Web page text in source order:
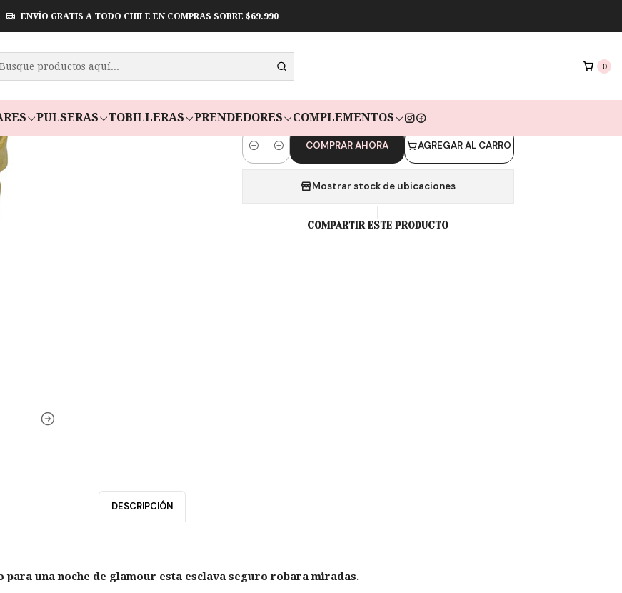
0
PULSERAS TOBILLERAS PRENDEDORES COMPLEMENTOS
ENVÍO GRATIS A TODO CHILE EN COMPRAS SOBRE $69.990
PULSERA ESCLAVA CIBELES
Paga en 3 cuotas de $11.633 sin interés con Mercado pago🔥
Cantidad
AGREGAR AL CARRO
COMPRAR AHORA
Mostrar stock de ubicaciones
COMPARTIR ESTE PRODUCTO
DESCRIPCIÓN
una noche de glamour esta esclava seguro robara miradas.